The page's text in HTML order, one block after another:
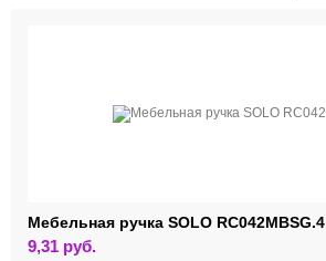
Мебельная ручка SOLO RC042MBSG.4
9,31 руб.